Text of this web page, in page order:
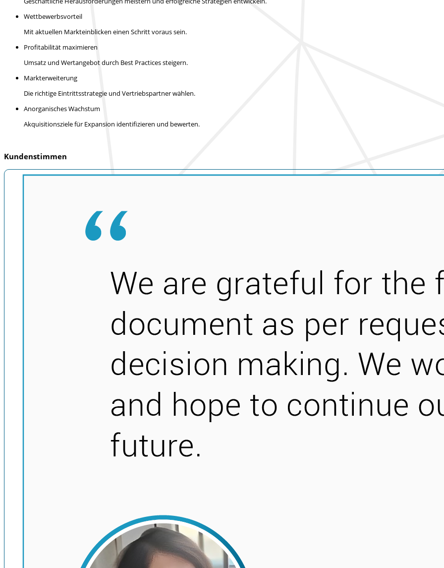
Wettbewerbsvorteil
Mit aktuellen Markteinblicken einen Schritt voraus sein.
Profitabilität maximieren
Umsatz und Wertangebot durch Best Practices steigern.
Markterweiterung
Die richtige Eintrittsstrategie und Vertriebspartner wählen.
Anorganisches Wachstum
Akquisitionsziele für Expansion identifizieren und bewerten.
Kundenstimmen